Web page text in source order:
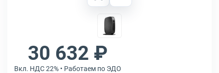
30 632 ₽
Вкл. НДС 22% • Работаем по ЭДО